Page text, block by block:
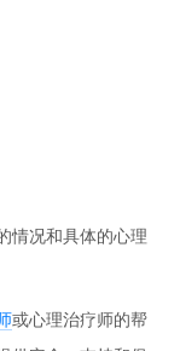
情况和具体的心理
或心理治疗师的帮